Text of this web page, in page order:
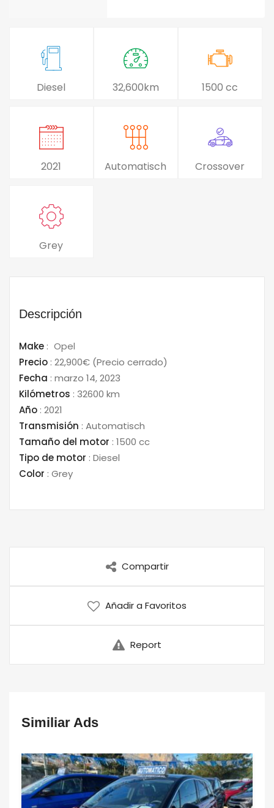
Diesel 32,600km 1500 cc
2021 Automatisch Crossover
Grey
Descripción
Make : Opel
Precio : 22,900€ (Precio cerrado)
Fecha : marzo 14, 2023
Kilómetros : 32600 km
Año : 2021
Transmisión : Automatisch
Tamaño del motor : 1500 cc
Tipo de motor : Diesel
Color : Grey
Compartir
Añadir a Favoritos
Report
Similiar Ads